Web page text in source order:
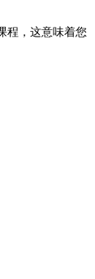
程，这意味着您